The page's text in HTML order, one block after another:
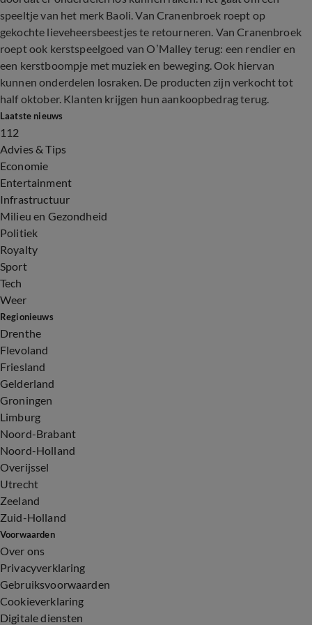
speeltje van het merk Baoli. Van Cranenbroek roept op
gekochte lieveheersbeestjes te retourneren. Van Cranenbroek
roept ook kerstspeelgoed van O’Malley terug: een rendier en
een kerstboompje met muziek en beweging. Ook hiervan
kunnen onderdelen losraken. De producten zijn verkocht tot
half oktober. Klanten krijgen hun aankoopbedrag terug.
Laatste nieuws
112
Advies & Tips
Economie
Entertainment
Infrastructuur
Milieu en Gezondheid
Politiek
Royalty
Sport
Tech
Weer
Regionieuws
Drenthe
Flevoland
Friesland
Gelderland
Groningen
Limburg
Noord-Brabant
Noord-Holland
Overijssel
Utrecht
Zeeland
Zuid-Holland
Voorwaarden
Over ons
Privacyverklaring
Gebruiksvoorwaarden
Cookieverklaring
Digitale diensten